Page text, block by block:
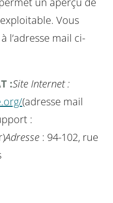
Vous
l’adresse mail ci-
:Site Internet :
(adresse mail
:
Adresse : 94-102, rue